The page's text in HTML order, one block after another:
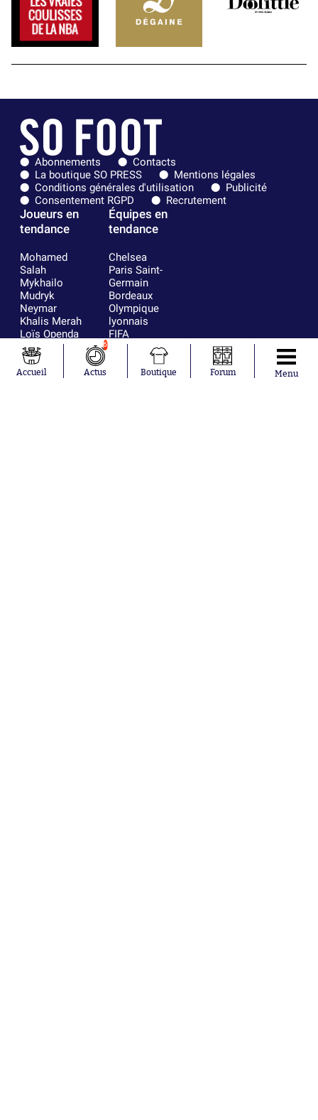
Abonnements
Contacts
La boutique SO PRESS
Mentions légales
Conditions générales d'utilisation
Publicité
Consentement RGPD
Recrutement
Joueurs en
tendance
Mohamed
Salah
Mykhailo
Mudryk
Neymar
Khalis Merah
Loïs Openda
Moussa
Niakhaté
Nicolás
Équipes en
tendance
Chelsea
Paris Saint-
Germain
Bordeaux
Olympique
lyonnais
FIFA
Real Madrid
RC Strasbourg
AC Milan
Accueil
6
Actus Boutique Forum Menu